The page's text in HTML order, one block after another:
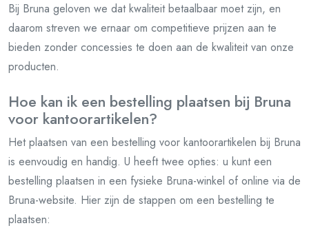
Bij Bruna geloven we dat kwaliteit betaalbaar moet zijn, en
daarom streven we ernaar om competitieve prijzen aan te
bieden zonder concessies te doen aan de kwaliteit van onze
producten.
Hoe kan ik een bestelling plaatsen bij Bruna
voor kantoorartikelen?
Het plaatsen van een bestelling voor kantoorartikelen bij Bruna
is eenvoudig en handig. U heeft twee opties: u kunt een
bestelling plaatsen in een fysieke Bruna-winkel of online via de
Bruna-website. Hier zijn de stappen om een bestelling te
plaatsen: